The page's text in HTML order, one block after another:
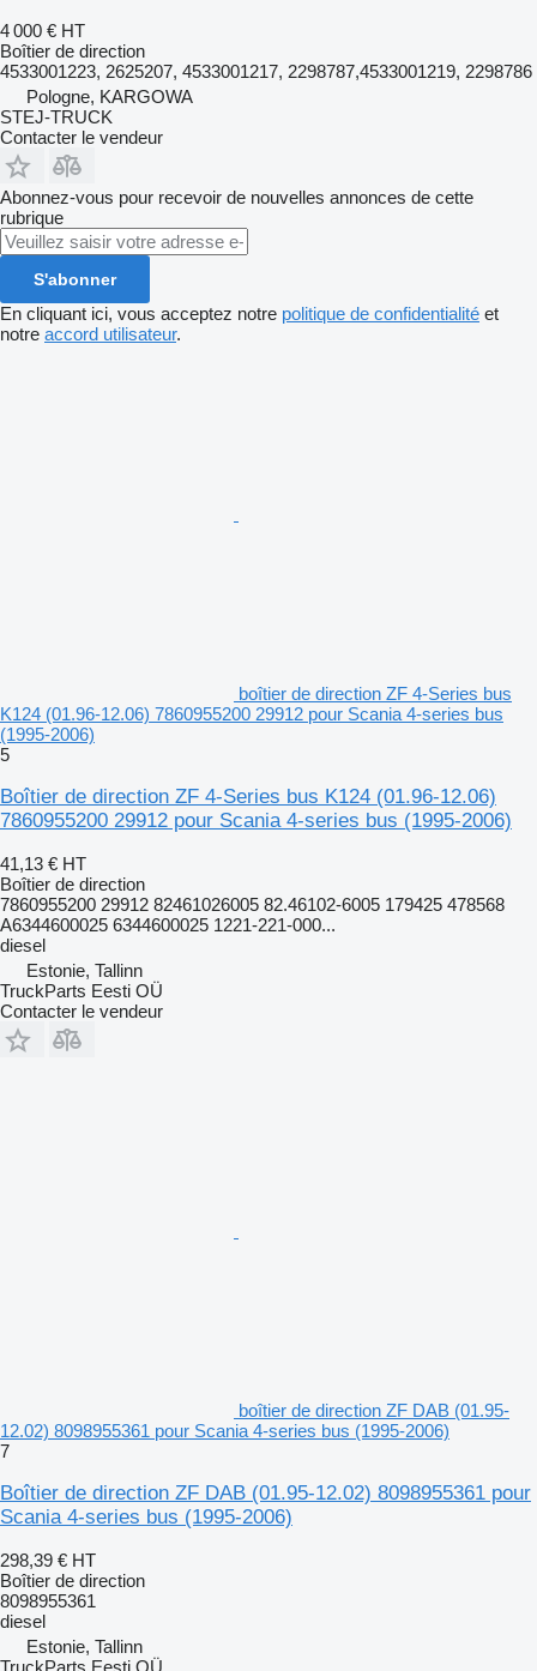
4 000 € HT
Boîtier de direction
4533001223, 2625207, 4533001217, 2298787,4533001219, 2298786
Pologne, KARGOWA
STEJ-TRUCK
Contacter le vendeur
Abonnez-vous pour recevoir de nouvelles annonces de cette
rubrique
S'abonner
En cliquant ici, vous acceptez notre politique de confidentialité et
notre accord utilisateur.
boîtier de direction ZF 4-Series bus
K124 (01.96-12.06) 7860955200 29912 pour Scania 4-series bus
(1995-2006)
5
Boîtier de direction ZF 4-Series bus K124 (01.96-12.06)
7860955200 29912 pour Scania 4-series bus (1995-2006)
41,13 € HT
Boîtier de direction
7860955200 29912 82461026005 82.46102-6005 179425 478568
A6344600025 6344600025 1221-221-000...
diesel
Estonie, Tallinn
TruckParts Eesti OÜ
Contacter le vendeur
boîtier de direction ZF DAB (01.95-
12.02) 8098955361 pour Scania 4-series bus (1995-2006)
7
Boîtier de direction ZF DAB (01.95-12.02) 8098955361 pour
Scania 4-series bus (1995-2006)
298,39 € HT
Boîtier de direction
8098955361
diesel
Estonie, Tallinn
TruckParts Eesti OÜ